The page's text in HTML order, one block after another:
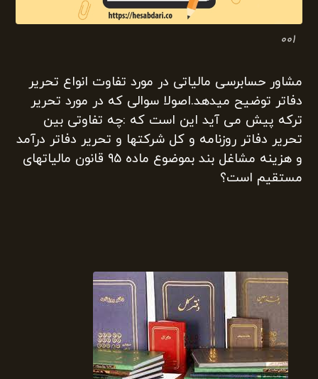
۰۰۱
مشاور حسابرسی مالیاتی در مورد تفاوت انواع تحریر
دفاتر توضیح میدهد.اصولا سوالی که در مورد تحریر
ترکه پیش می آید این است که :چه تفاوتی بین
تحریر دفاتر روزنامه و کل شرکتها و تحریر دفاتر درآمد
و هزینه مشاغل بند بموضوع ماده ۹۵ قانون مالیاتهای
مستقیم است؟